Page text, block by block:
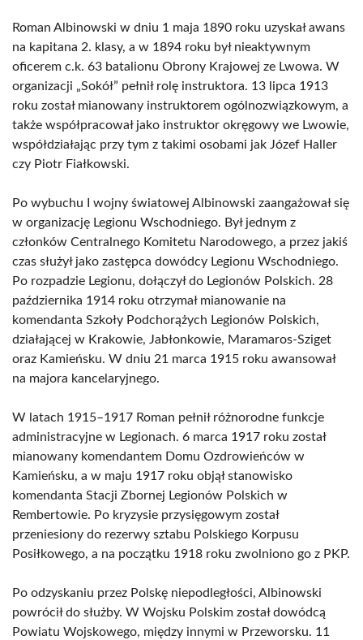
Roman Albinowski w dniu 1 maja 1890 roku uzyskał awans
na kapitana 2. klasy, a w 1894 roku był nieaktywnym
oficerem c.k. 63 batalionu Obrony Krajowej ze Lwowa. W
organizacji „Sokół” pełnił rolę instruktora. 13 lipca 1913
roku został mianowany instruktorem ogólnozwiązkowym, a
także współpracował jako instruktor okręgowy we Lwowie,
współdziałając przy tym z takimi osobami jak Józef Haller
czy Piotr Fiałkowski.
Po wybuchu I wojny światowej Albinowski zaangażował się
w organizację Legionu Wschodniego. Był jednym z
członków Centralnego Komitetu Narodowego, a przez jakiś
czas służył jako zastępca dowódcy Legionu Wschodniego.
Po rozpadzie Legionu, dołączył do Legionów Polskich. 28
października 1914 roku otrzymał mianowanie na
komendanta Szkoły Podchorążych Legionów Polskich,
działającej w Krakowie, Jabłonkowie, Maramaros-Sziget
oraz Kamieńsku. W dniu 21 marca 1915 roku awansował
na majora kancelaryjnego.
W latach 1915–1917 Roman pełnił różnorodne funkcje
administracyjne w Legionach. 6 marca 1917 roku został
mianowany komendantem Domu Ozdrowieńców w
Kamieńsku, a w maju 1917 roku objął stanowisko
komendanta Stacji Zbornej Legionów Polskich w
Rembertowie. Po kryzysie przysięgowym został
przeniesiony do rezerwy sztabu Polskiego Korpusu
Posiłkowego, a na początku 1918 roku zwolniono go z PKP.
Po odzyskaniu przez Polskę niepodległości, Albinowski
powrócił do służby. W Wojsku Polskim został dowódcą
Powiatu Wojskowego, między innymi w Przeworsku. 11